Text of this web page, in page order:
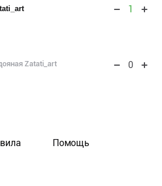
1
Zatati_art 0
Помощь